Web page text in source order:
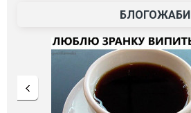
БЛОГОЖАБИ